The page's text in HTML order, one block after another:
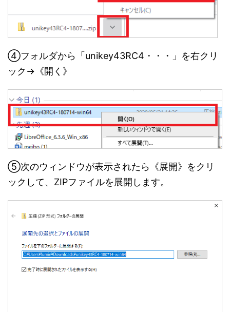
④フォルダから「unikey43RC4・・・」を右クリ
ック→《開く》
⑤次のウィンドウが表示されたら《展開》をクリ
ックして、ZIPファイルを展開します。